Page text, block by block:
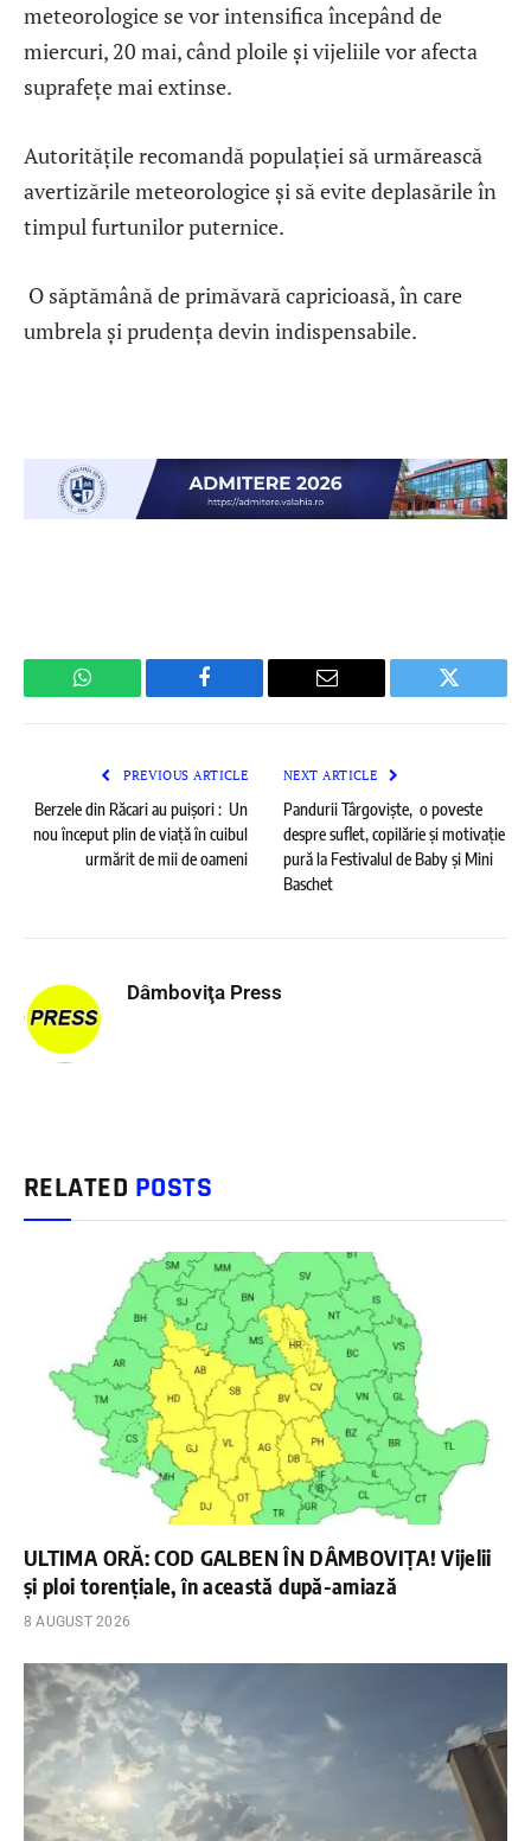
meteorologice se vor intensifica începând de
miercuri, 20 mai, când ploile și vijeliile vor afecta
suprafețe mai extinse.
Autoritățile recomandă populației să urmărească
avertizările meteorologice și să evite deplasările în
timpul furtunilor puternice.
O săptămână de primăvară capricioasă, în care
umbrela și prudența devin indispensabile.
WhatsApp Facebook Email Twitter
PREVIOUS ARTICLE
Berzele din Răcari au puișori : Un
nou început plin de viață în cuibul
urmărit de mii de oameni
NEXT ARTICLE
Pandurii Târgoviște, o poveste
despre suflet, copilărie și motivație
pură la Festivalul de Baby și Mini
Baschet
Dâmboviţa Press
RELATED POSTS
ULTIMA ORĂ: COD GALBEN ÎN DÂMBOVIȚA! Vijelii
și ploi torențiale, în această după-amiază
8 AUGUST 2026